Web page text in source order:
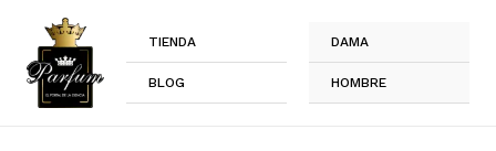
contenido
TIENDA
BLOG
DAMA
HOMBRE